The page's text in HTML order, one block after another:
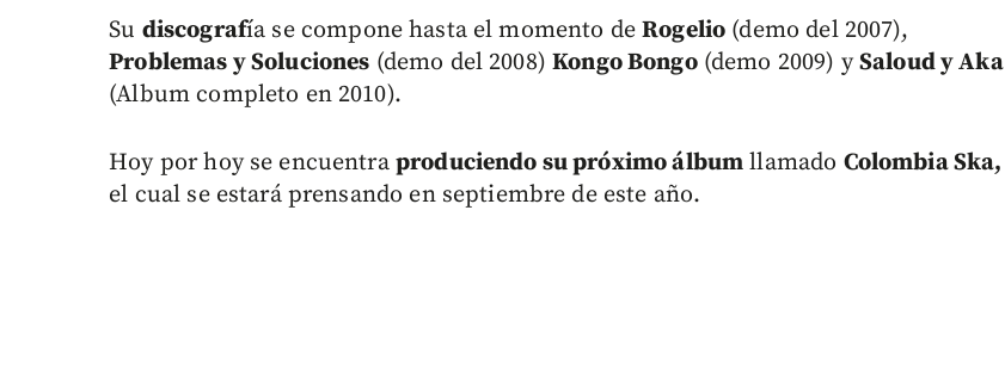
Su discografía se compone hasta el momento deRogelio (demo del 2007),
Problemas y Soluciones (demo del 2008)Kongo Bongo(demo 2009) ySaloud y Aka
(Album completo en 2010).
Hoy por hoy se encuentra produciendo su próximo álbum llamado Colombia Ska,
el cual se estará prensando en septiembre de este año.